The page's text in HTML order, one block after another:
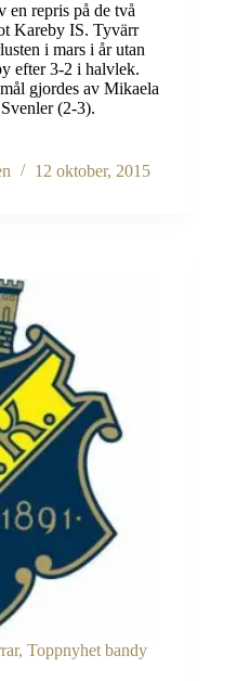
en repris på de två
Kareby IS. Tyvärr
i mars i år utan
efter 3-2 i halvlek.
gjordes av Mikaela
(2-3).
12 oktober, 2015
, Toppnyhet bandy